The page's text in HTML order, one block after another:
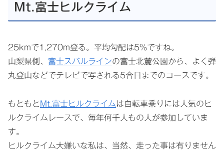
Mt.富士ヒルクライム
25kmで1,270m登る。平均勾配は5%ですね。
山梨県側、 富士スバルラインの富士北麓公園から、よく弾
丸登山などでテレビで写される5合目までのコースです。
もともと Mt.富士ヒルクライムは自転車乗りには人気のヒ
ルクライムレースで、毎年何千人もの人が参加していま
す。
ヒルクライム大嫌いな私は、当然、走った事は有りません